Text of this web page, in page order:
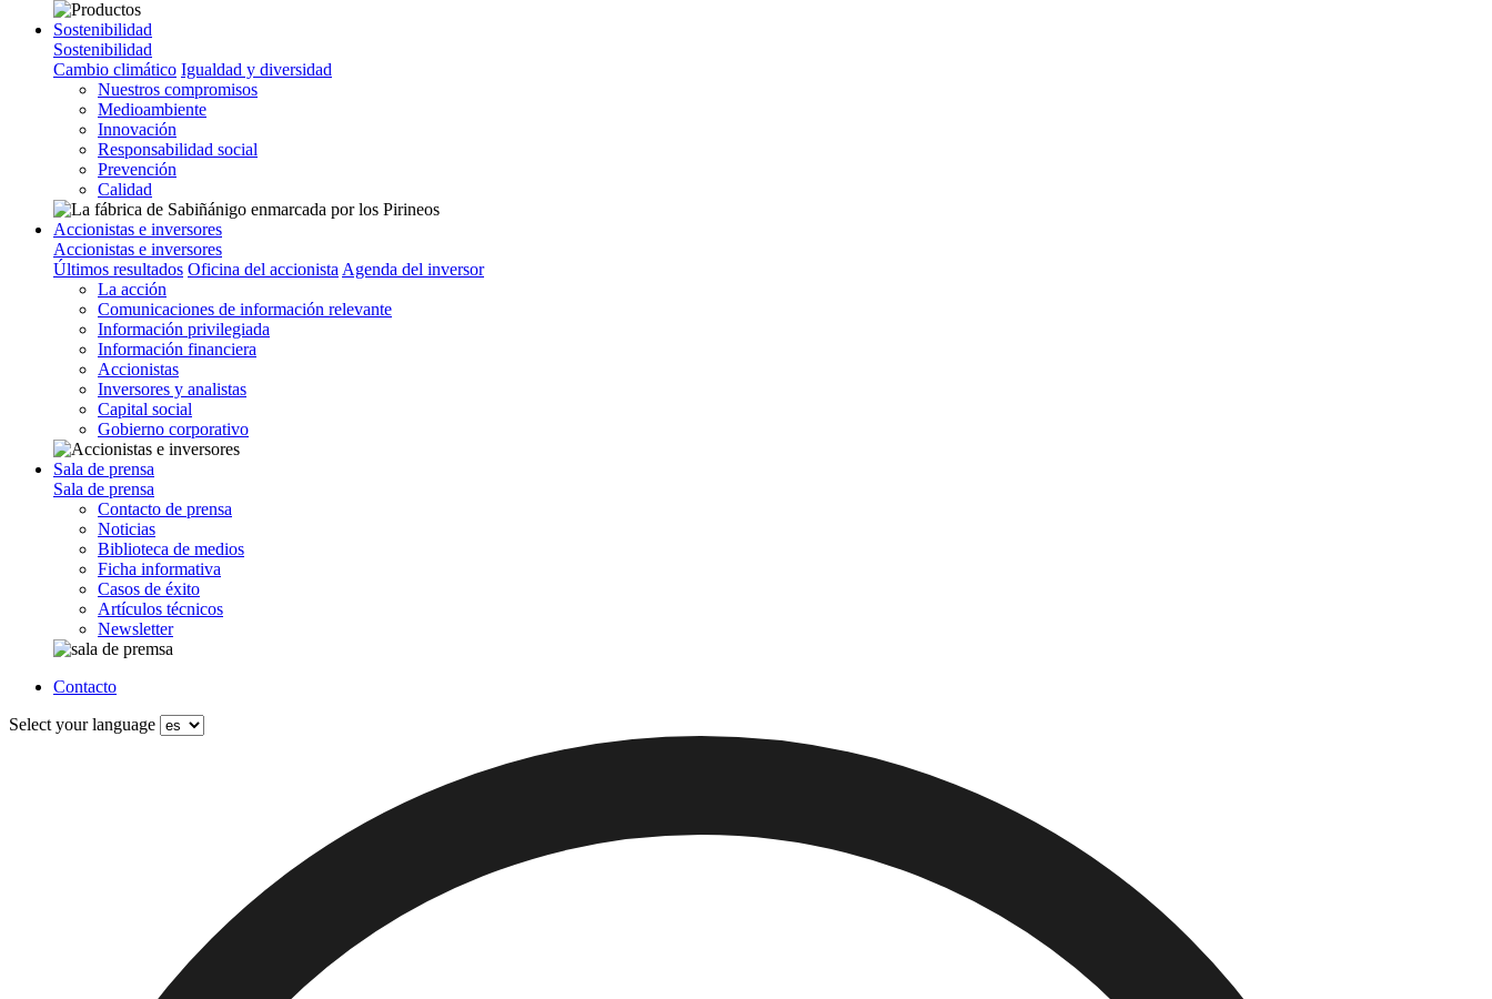
Sostenibilidad
Sostenibilidad
Cambio climático Igualdad y diversidad
Nuestros compromisos
Medioambiente
Innovación
Responsabilidad social
Prevención
Calidad
Accionistas e inversores
Accionistas e inversores
Últimos resultados Oficina del accionista Agenda del inversor
La acción
Comunicaciones de información relevante
Información privilegiada
Información financiera
Accionistas
Inversores y analistas
Capital social
Gobierno corporativo
Sala de prensa
Sala de prensa
Contacto de prensa
Noticias
Biblioteca de medios
Ficha informativa
Casos de éxito
Artículos técnicos
Newsletter
Contacto
Select your language